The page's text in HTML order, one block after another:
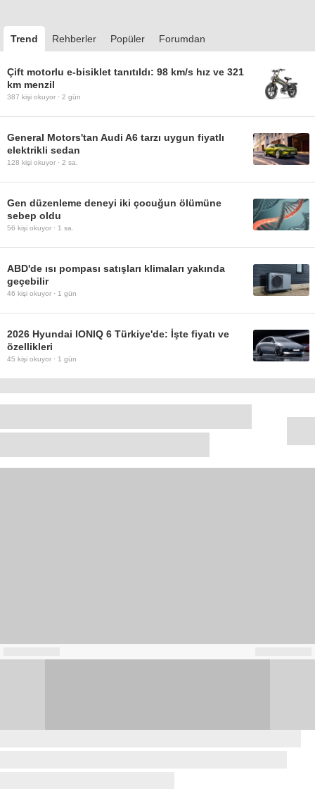
Trend Rehberler Popüler Forumdan
Çift motorlu e-bisiklet tanıtıldı: 98 km/s hız ve 321
km menzil
387 kişi okuyor · 2 gün
General Motors'tan Audi A6 tarzı uygun fiyatlı
elektrikli sedan
128 kişi okuyor · 2 sa.
Gen düzenleme deneyi iki çocuğun ölümüne
sebep oldu
56 kişi okuyor · 1 sa.
ABD'de ısı pompası satışları klimaları yakında
geçebilir
46 kişi okuyor · 1 gün
2026 Hyundai IONIQ 6 Türkiye'de: İşte fiyatı ve
özellikleri
45 kişi okuyor · 1 gün